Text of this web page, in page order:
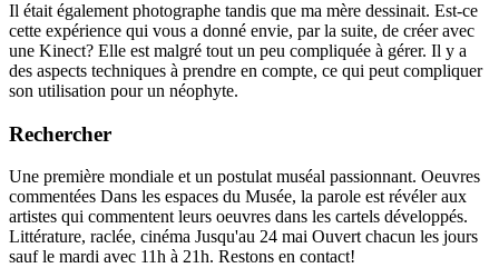
Il était également photographe tandis que ma mère dessinait. Est-ce
cette expérience qui vous a donné envie, par la suite, de créer avec
une Kinect? Elle est malgré tout un peu compliquée à gérer. Il y a
des aspects techniques à prendre en compte, ce qui peut compliquer
son utilisation pour un néophyte.
Rechercher
Une première mondiale et un postulat muséal passionnant. Oeuvres
commentées Dans les espaces du Musée, la parole est révéler aux
artistes qui commentent leurs oeuvres dans les cartels développés.
Littérature, raclée, cinéma Jusqu'au 24 mai Ouvert chacun les jours
sauf le mardi avec 11h à 21h. Restons en contact!